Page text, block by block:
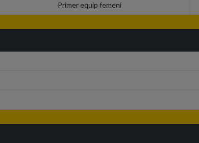
Primer equip femení